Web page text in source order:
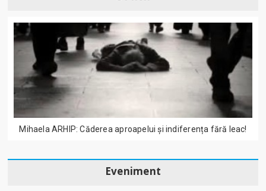
Mihaela ARHIP: Căderea aproapelui și indiferența fără leac!
Eveniment